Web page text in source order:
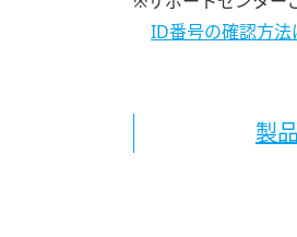
ID番号の確認方法
製